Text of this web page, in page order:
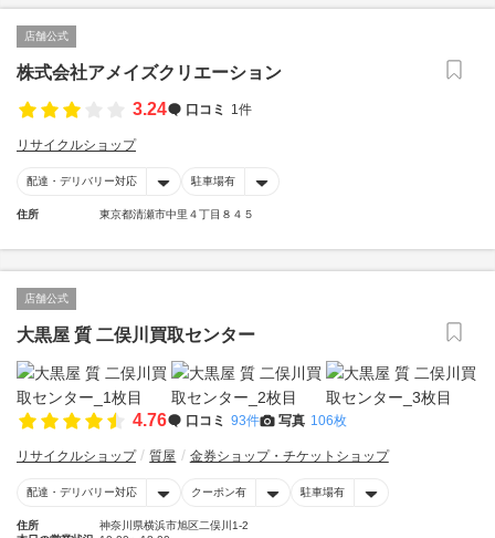
店舗公式
株式会社アメイズクリエーション
3.24
口コミ 1件
リサイクルショップ
配達・デリバリー対応 駐車場有
住所 東京都清瀬市中里４丁目８４５
店舗公式
大黒屋 質 二俣川買取センター
4.76 口コミ 93件 写真 106枚
リサイクルショップ 質屋 金券ショップ・チケットショップ
配達・デリバリー対応 クーポン有 駐車場有
住所
神奈川県横浜市旭区二俣川1-2